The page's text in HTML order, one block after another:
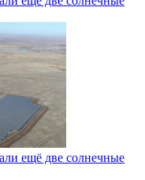
ещё две солнечные